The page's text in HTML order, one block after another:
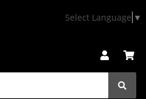
Select Language ▼